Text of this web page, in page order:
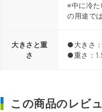
※中に冷
の用途で
大きさと重
さ
●大きさ
●重さ：
この商品のレビ